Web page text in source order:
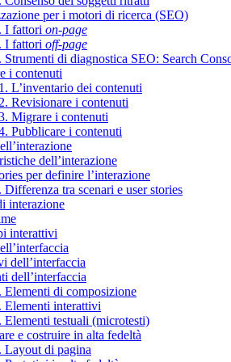
per i motori di ricerca (SEO)
I fattori on-page
I fattori off-page
Strumenti di diagnostica SEO: Search
i contenuti
L’inventario dei contenuti
Revisionare i contenuti
Migrare i contenuti
Pubblicare i contenuti
dell’interazione
per definire l’interazione
Differenza tra scenari e user stories
interazione
interattivi
dell’interfaccia
dell’interfaccia
Elementi di composizione
Elementi interattivi
Elementi testuali (microtesti)
e costruire in alta fedeltà
Layout di pagina